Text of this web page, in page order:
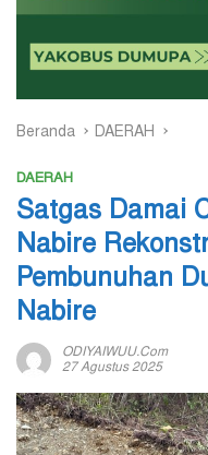
Beranda DAERAH
DAERAH
Satgas Damai
Nabire
Pembunuhan
Nabire
ODIYAIWUU.com
27 Agustus 2025